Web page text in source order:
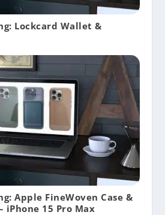
Lockcard Wallet &
Apple FineWoven Case &
iPhone 15 Pro Max